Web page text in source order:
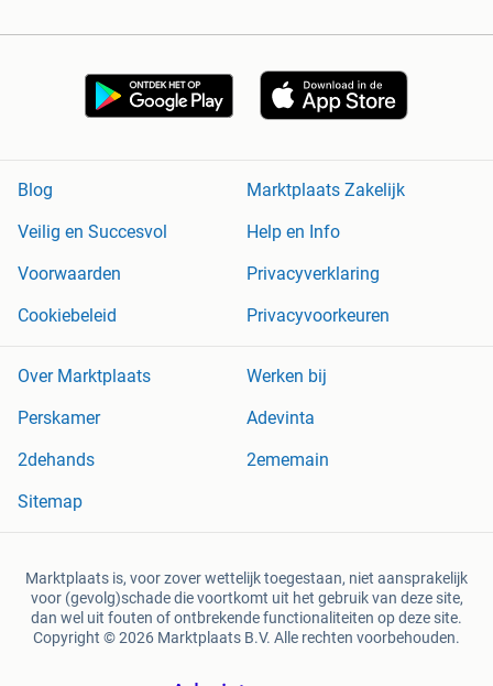
Blog
Marktplaats Zakelijk
Veilig en Succesvol
Help en Info
Voorwaarden
Privacyverklaring
Cookiebeleid
Privacyvoorkeuren
Over Marktplaats
Werken bij
Perskamer
Adevinta
2dehands
2ememain
Sitemap
Marktplaats is, voor zover wettelijk toegestaan, niet aansprakelijk
voor (gevolg)schade die voortkomt uit het gebruik van deze site,
dan wel uit fouten of ontbrekende functionaliteiten op deze site.
Copyright © 2026 Marktplaats B.V. Alle rechten voorbehouden.